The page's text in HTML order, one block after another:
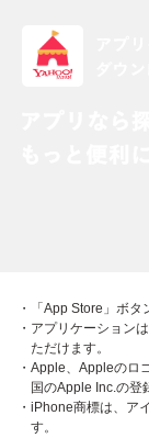
・「App Store」ボタ
・アプリケーション
ただけます。
・Apple、Appleのロ
国のApple Inc.の登
・iPhone商標は、ア
す。